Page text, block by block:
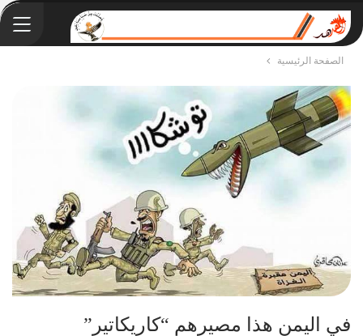
الصفحة الرئيسية
في اليمن هذا مصيرهم “كاريكاتير”